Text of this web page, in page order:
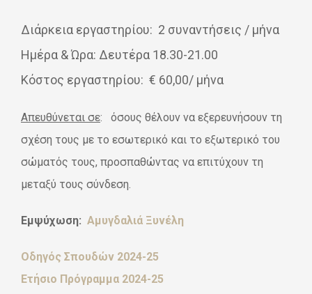
Διάρκεια εργαστηρίου: 2 συναντήσεις / μήνα
Ημέρα & Ώρα: Δευτέρα 18.30-21.00
Κόστος εργαστηρίου: € 60,00/ μήνα
Απευθύνεται σε: όσους θέλουν να εξερευνήσουν τη
σχέση τους με το εσωτερικό και το εξωτερικό του
σώματός τους, προσπαθώντας να επιτύχουν τη
μεταξύ τους σύνδεση.
Εμψύχωση: Αμυγδαλιά Ξυνέλη
Οδηγός Σπουδών 2024-25
Ετήσιο Πρόγραμμα 2024-25